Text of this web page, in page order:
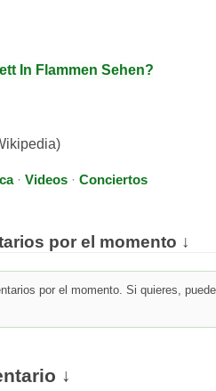
In Flammen Sehen?
· Videos · Conciertos
por el momento ↓
por el momento. Si quieres,
↓